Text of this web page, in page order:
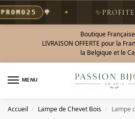
🌳 PROFITEZ
Boutique
LIVRAISON OFFERTE pour la
la Belgique et le
MENU
Accueil / Lampe de Chevet Bois / Lampe